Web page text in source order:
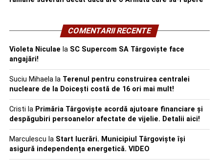
COMENTARII RECENTE
Violeta Niculae la SC Supercom SA Târgoviște face
angajări!
Suciu Mihaelala Terenul pentru construirea centralei
nucleare de la Doicești costă de 16 ori mai mult!
Cristi la Primăria Târgoviște acordă ajutoare financiare și
despăgubiri persoanelor afectate de vijelie. Detalii aici!
Marculescu la Start lucrări. Municipiul Târgoviște își
asigură independența energetică. VIDEO